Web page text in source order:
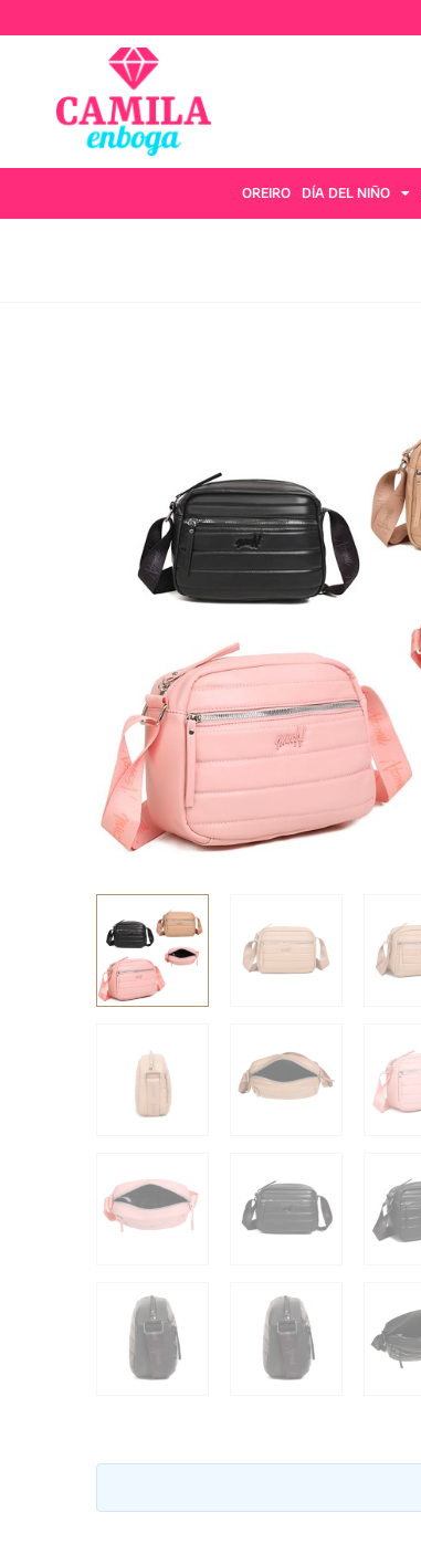
OREIRO DÍA DEL NIÑO